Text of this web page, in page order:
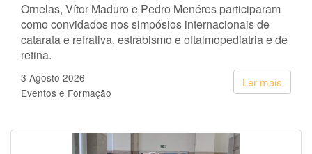
Ornelas, Vítor Maduro e Pedro Menéres participaram
como convidados nos simpósios internacionais de
catarata e refrativa, estrabismo e oftalmopediatria e de
retina.
Ler mais
3 Agosto 2026
Eventos e Formação